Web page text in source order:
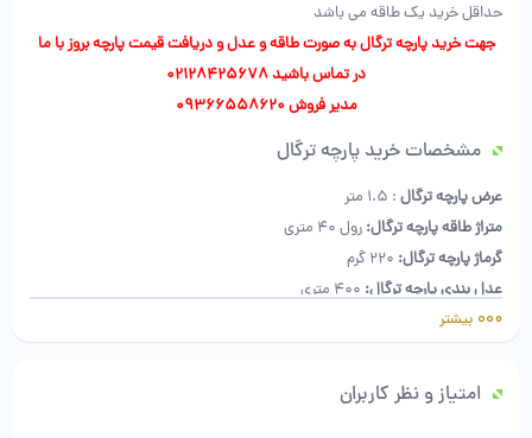
حداقل خرید یک طاقه می باشد
جهتخرید پارچهترگال به صورت طاقه و عدل و دریافتقیمت پارچهبروز با ما
در تماس باشید02128425678
مدیر فروش 09366558620
مشخصات خرید پارچه ترگال
عرض پارچه ترگال : 1.5 متر
متراژ طاقه پارچه ترگال: رول 40 متری
گرماژ پارچه ترگال:
عدل بندی پارچه ترگال:
رنگ بندی کامل
با افتخار تولید ایران
بیشتر
امتیاز و نظر کاربران